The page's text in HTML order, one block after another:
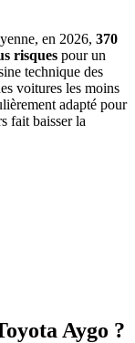
en 2026, 370
risques pour un
technique des
voitures les moins
adapté pour
fait baisser la
Aygo ?